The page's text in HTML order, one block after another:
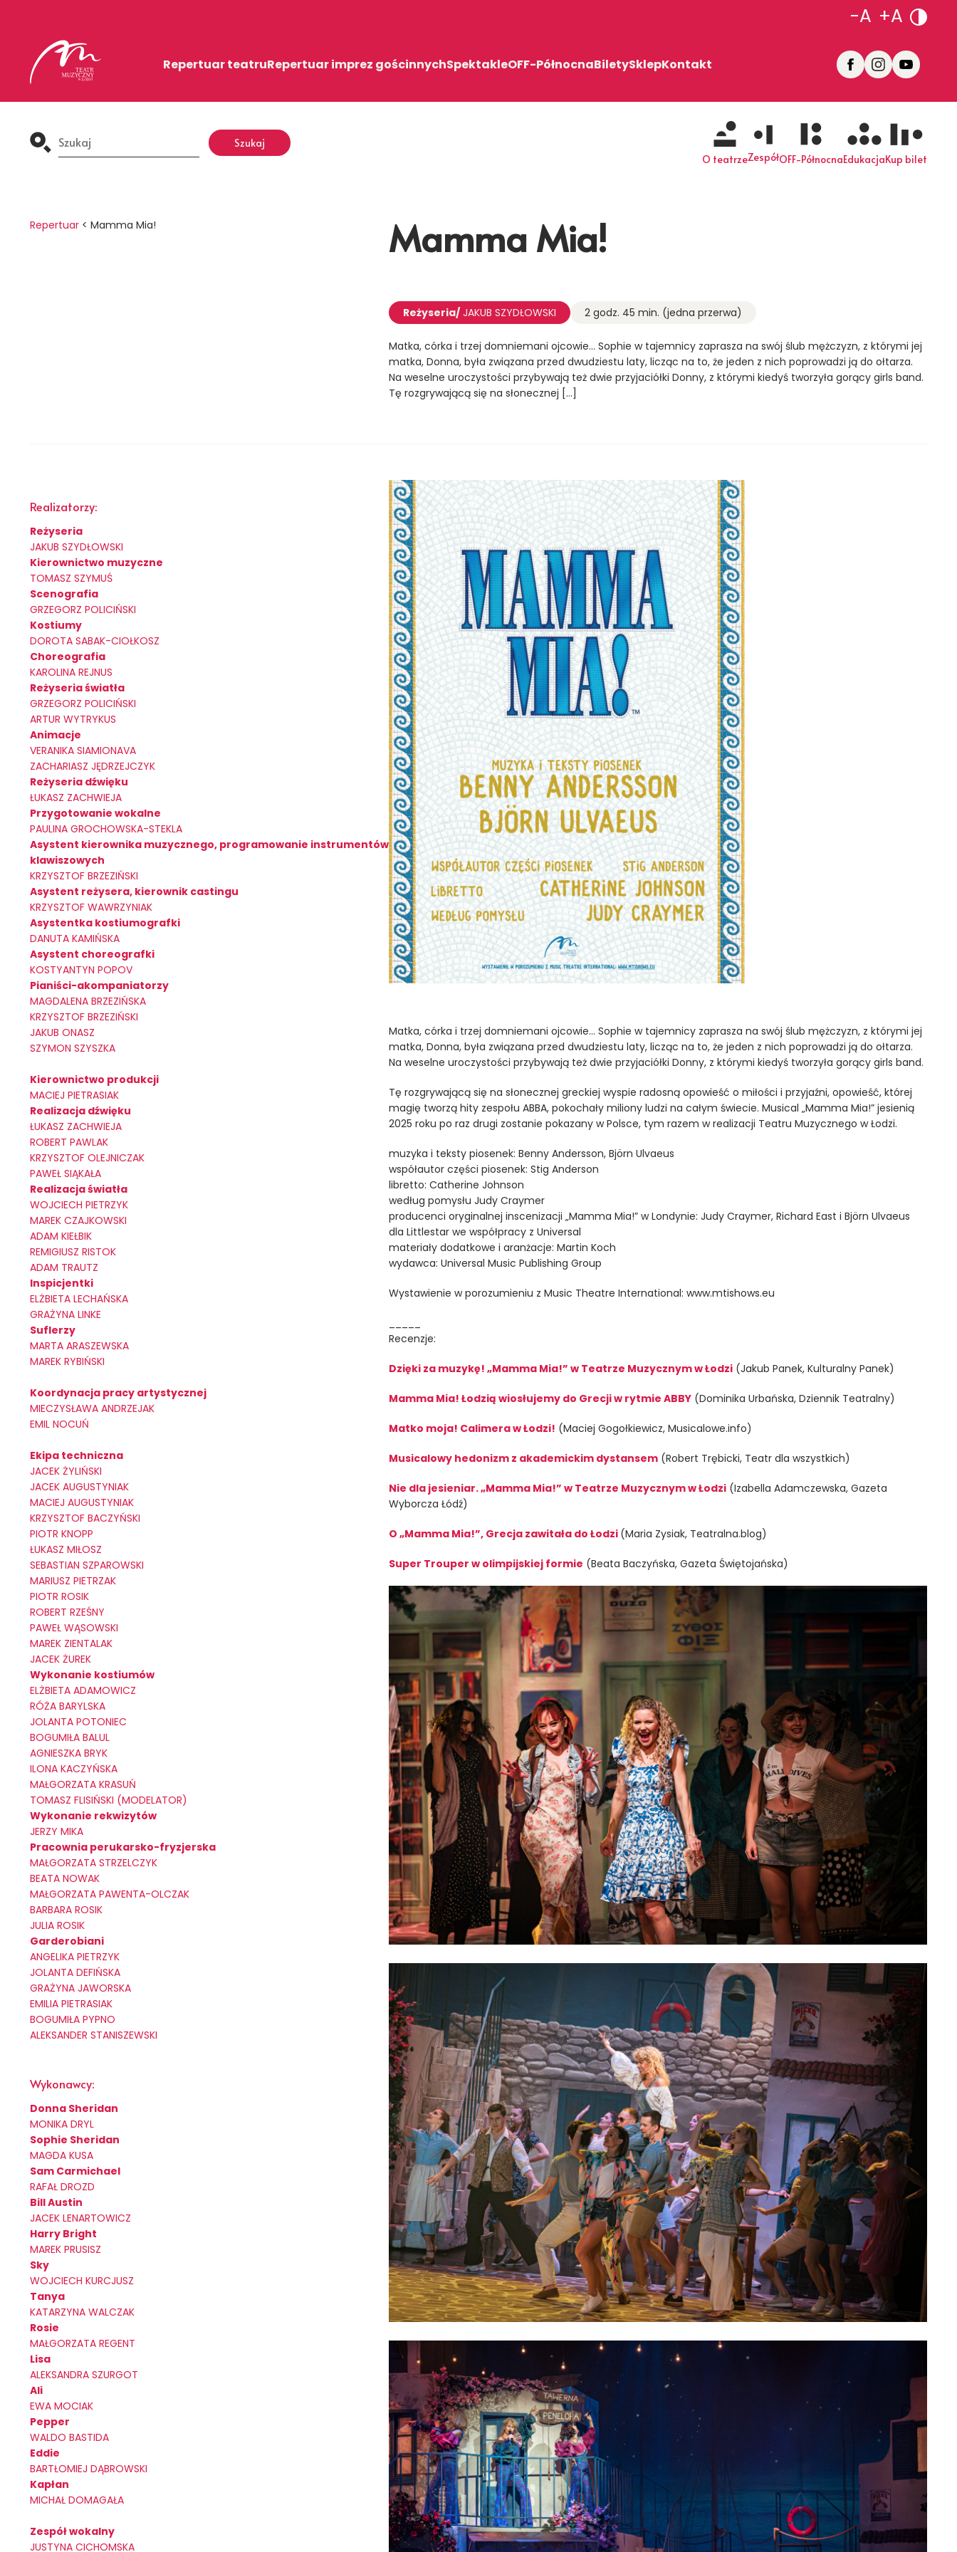
-A +A
Repertuar teatruRepertuar imprez gościnnychSpektakleOFF-PółnocnaBiletySklepKontakt
for:
Szukaj
O teatrzeZespółOFF-PółnocnaEdukacjaKup bilet
Repertuar < Mamma Mia! Mamma Mia!
Reżyseria/ JAKUB SZYDŁOWSKI 2 godz. 45 min. (jedna przerwa)
Matka, córka i trzej domniemani ojcowie… Sophie w tajemnicy zaprasza na swój ślub mężczyzn, z którymi jej
matka, Donna, była związana przed dwudziestu laty, licząc na to, że jeden z nich poprowadzi ją do ołtarza.
Na weselne uroczystości przybywają też dwie przyjaciółki Donny, z którymi kiedyś tworzyła gorący girls band.
Tę rozgrywającą się na słonecznej […]
Realizatorzy:
Reżyseria
JAKUB SZYDŁOWSKI
Kierownictwo muzyczne
TOMASZ SZYMUŚ
Scenografia
GRZEGORZ POLICIŃSKI
Kostiumy
DOROTA SABAK-CIOŁKOSZ
Choreografia
KAROLINA REJNUS
Reżyseria światła
GRZEGORZ POLICIŃSKI
ARTUR WYTRYKUS
Animacje
VERANIKA SIAMIONAVA
ZACHARIASZ JĘDRZEJCZYK
Reżyseria dźwięku
ŁUKASZ ZACHWIEJA
Przygotowanie wokalne
PAULINA GROCHOWSKA-STEKLA
Asystent kierownika muzycznego, programowanie instrumentów
klawiszowych
KRZYSZTOF BRZEZIŃSKI
Asystent reżysera, kierownik castingu
KRZYSZTOF WAWRZYNIAK
Asystentka kostiumografki
DANUTA KAMIŃSKA
Asystent choreografki
KOSTYANTYN POPOV
Pianiści-akompaniatorzy
MAGDALENA BRZEZIŃSKA
KRZYSZTOF BRZEZIŃSKI
JAKUB ONASZ
SZYMON SZYSZKA
Kierownictwo produkcji
MACIEJ PIETRASIAK
Realizacja dźwięku
ŁUKASZ ZACHWIEJA
ROBERT PAWLAK
KRZYSZTOF OLEJNICZAK
PAWEŁ SIĄKAŁA
Realizacja światła
WOJCIECH PIETRZYK
MAREK CZAJKOWSKI
ADAM KIEŁBIK
REMIGIUSZ RISTOK
ADAM TRAUTZ
Inspicjentki
ELŻBIETA LECHAŃSKA
GRAŻYNA LINKE
Suflerzy
MARTA ARASZEWSKA
MAREK RYBIŃSKI
Koordynacja pracy artystycznej
MIECZYSŁAWA ANDRZEJAK
EMIL NOCUŃ
Ekipa techniczna
JACEK ŻYLIŃSKI
JACEK AUGUSTYNIAK
MACIEJ AUGUSTYNIAK
KRZYSZTOF BACZYŃSKI
PIOTR KNOPP
ŁUKASZ MIŁOSZ
SEBASTIAN SZPAROWSKI
MARIUSZ PIETRZAK
PIOTR ROSIK
ROBERT RZEŚNY
PAWEŁ WĄSOWSKI
MAREK ZIENTALAK
JACEK ŻUREK
Wykonanie kostiumów
ELŻBIETA ADAMOWICZ
RÓŻA BARYLSKA
JOLANTA POTONIEC
BOGUMIŁA BALUL
AGNIESZKA BRYK
ILONA KACZYŃSKA
MAŁGORZATA KRASUŃ
TOMASZ FLISIŃSKI (MODELATOR)
Wykonanie rekwizytów
JERZY MIKA
Pracownia perukarsko-fryzjerska
MAŁGORZATA STRZELCZYK
BEATA NOWAK
MAŁGORZATA PAWENTA-OLCZAK
BARBARA ROSIK
JULIA ROSIK
Garderobiani
ANGELIKA PIETRZYK
JOLANTA DEFIŃSKA
GRAŻYNA JAWORSKA
EMILIA PIETRASIAK
BOGUMIŁA PYPNO
ALEKSANDER STANISZEWSKI
Wykonawcy:
Donna Sheridan
MONIKA DRYL
Sophie Sheridan
MAGDA KUSA
Sam Carmichael
RAFAŁ DROZD
Bill Austin
JACEK LENARTOWICZ
Harry Bright
MAREK PRUSISZ
Sky
WOJCIECH KURCJUSZ
Tanya
KATARZYNA WALCZAK
Rosie
MAŁGORZATA REGENT
Lisa
ALEKSANDRA SZURGOT
Ali
EWA MOCIAK
Pepper
WALDO BASTIDA
Eddie
BARTŁOMIEJ DĄBROWSKI
Kapłan
MICHAŁ DOMAGAŁA
Zespół wokalny
JUSTYNA CICHOMSKA
Matka, córka i trzej domniemani ojcowie… Sophie w tajemnicy zaprasza na swój ślub mężczyzn, z którymi jej
matka, Donna, była związana przed dwudziestu laty, licząc na to, że jeden z nich poprowadzi ją do ołtarza.
Na weselne uroczystości przybywają też dwie przyjaciółki Donny, z którymi kiedyś tworzyła gorący girls band.
Tę rozgrywającą się na słonecznej greckiej wyspie radosną opowieść o miłości i przyjaźni, opowieść, której
magię tworzą hity zespołu ABBA, pokochały miliony ludzi na całym świecie. Musical „Mamma Mia!” jesienią
2025 roku po raz drugi zostanie pokazany w Polsce, tym razem w realizacji Teatru Muzycznego w Łodzi.
muzyka i teksty piosenek: Benny Andersson, Björn Ulvaeus
współautor części piosenek: Stig Anderson
libretto: Catherine Johnson
według pomysłu Judy Craymer
producenci oryginalnej inscenizacji „Mamma Mia!” w Londynie: Judy Craymer, Richard East i Björn Ulvaeus
dla Littlestar we współpracy z Universal
materiały dodatkowe i aranżacje: Martin Koch
wydawca: Universal Music Publishing Group
Wystawienie w porozumieniu z Music Theatre International: www.mtishows.eu
Recenzje:
Dzięki za muzykę! „Mamma Mia!” w Teatrze Muzycznym w Łodzi (Jakub Panek, Kulturalny Panek)
Mamma Mia! Łodzią wiosłujemy do Grecji w rytmie ABBY (Dominika Urbańska, Dziennik Teatralny)
Matko moja! Calimera w Łodzi! (Maciej Gogołkiewicz, Musicalowe.info)
Musicalowy hedonizm z akademickim dystansem (Robert Trębicki, Teatr dla wszystkich)
Nie dla jesieniar. „Mamma Mia!” w Teatrze Muzycznym w Łodzi (Izabella Adamczewska, Gazeta
Wyborcza Łódź)
O „Mamma Mia!”, Grecja zawitała do Łodzi (Maria Zysiak, Teatralna.blog)
Super Trouper w olimpijskiej formie (Beata Baczyńska, Gazeta Świętojańska)